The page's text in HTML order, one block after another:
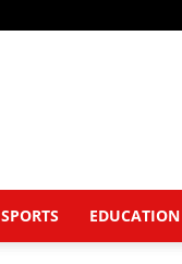
SPORTS EDUCATION